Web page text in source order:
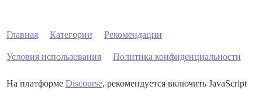
Главная Категории Рекомендации
Условия использования Политика конфиденциальности
На платформе Discourse, рекомендуется включить JavaScript